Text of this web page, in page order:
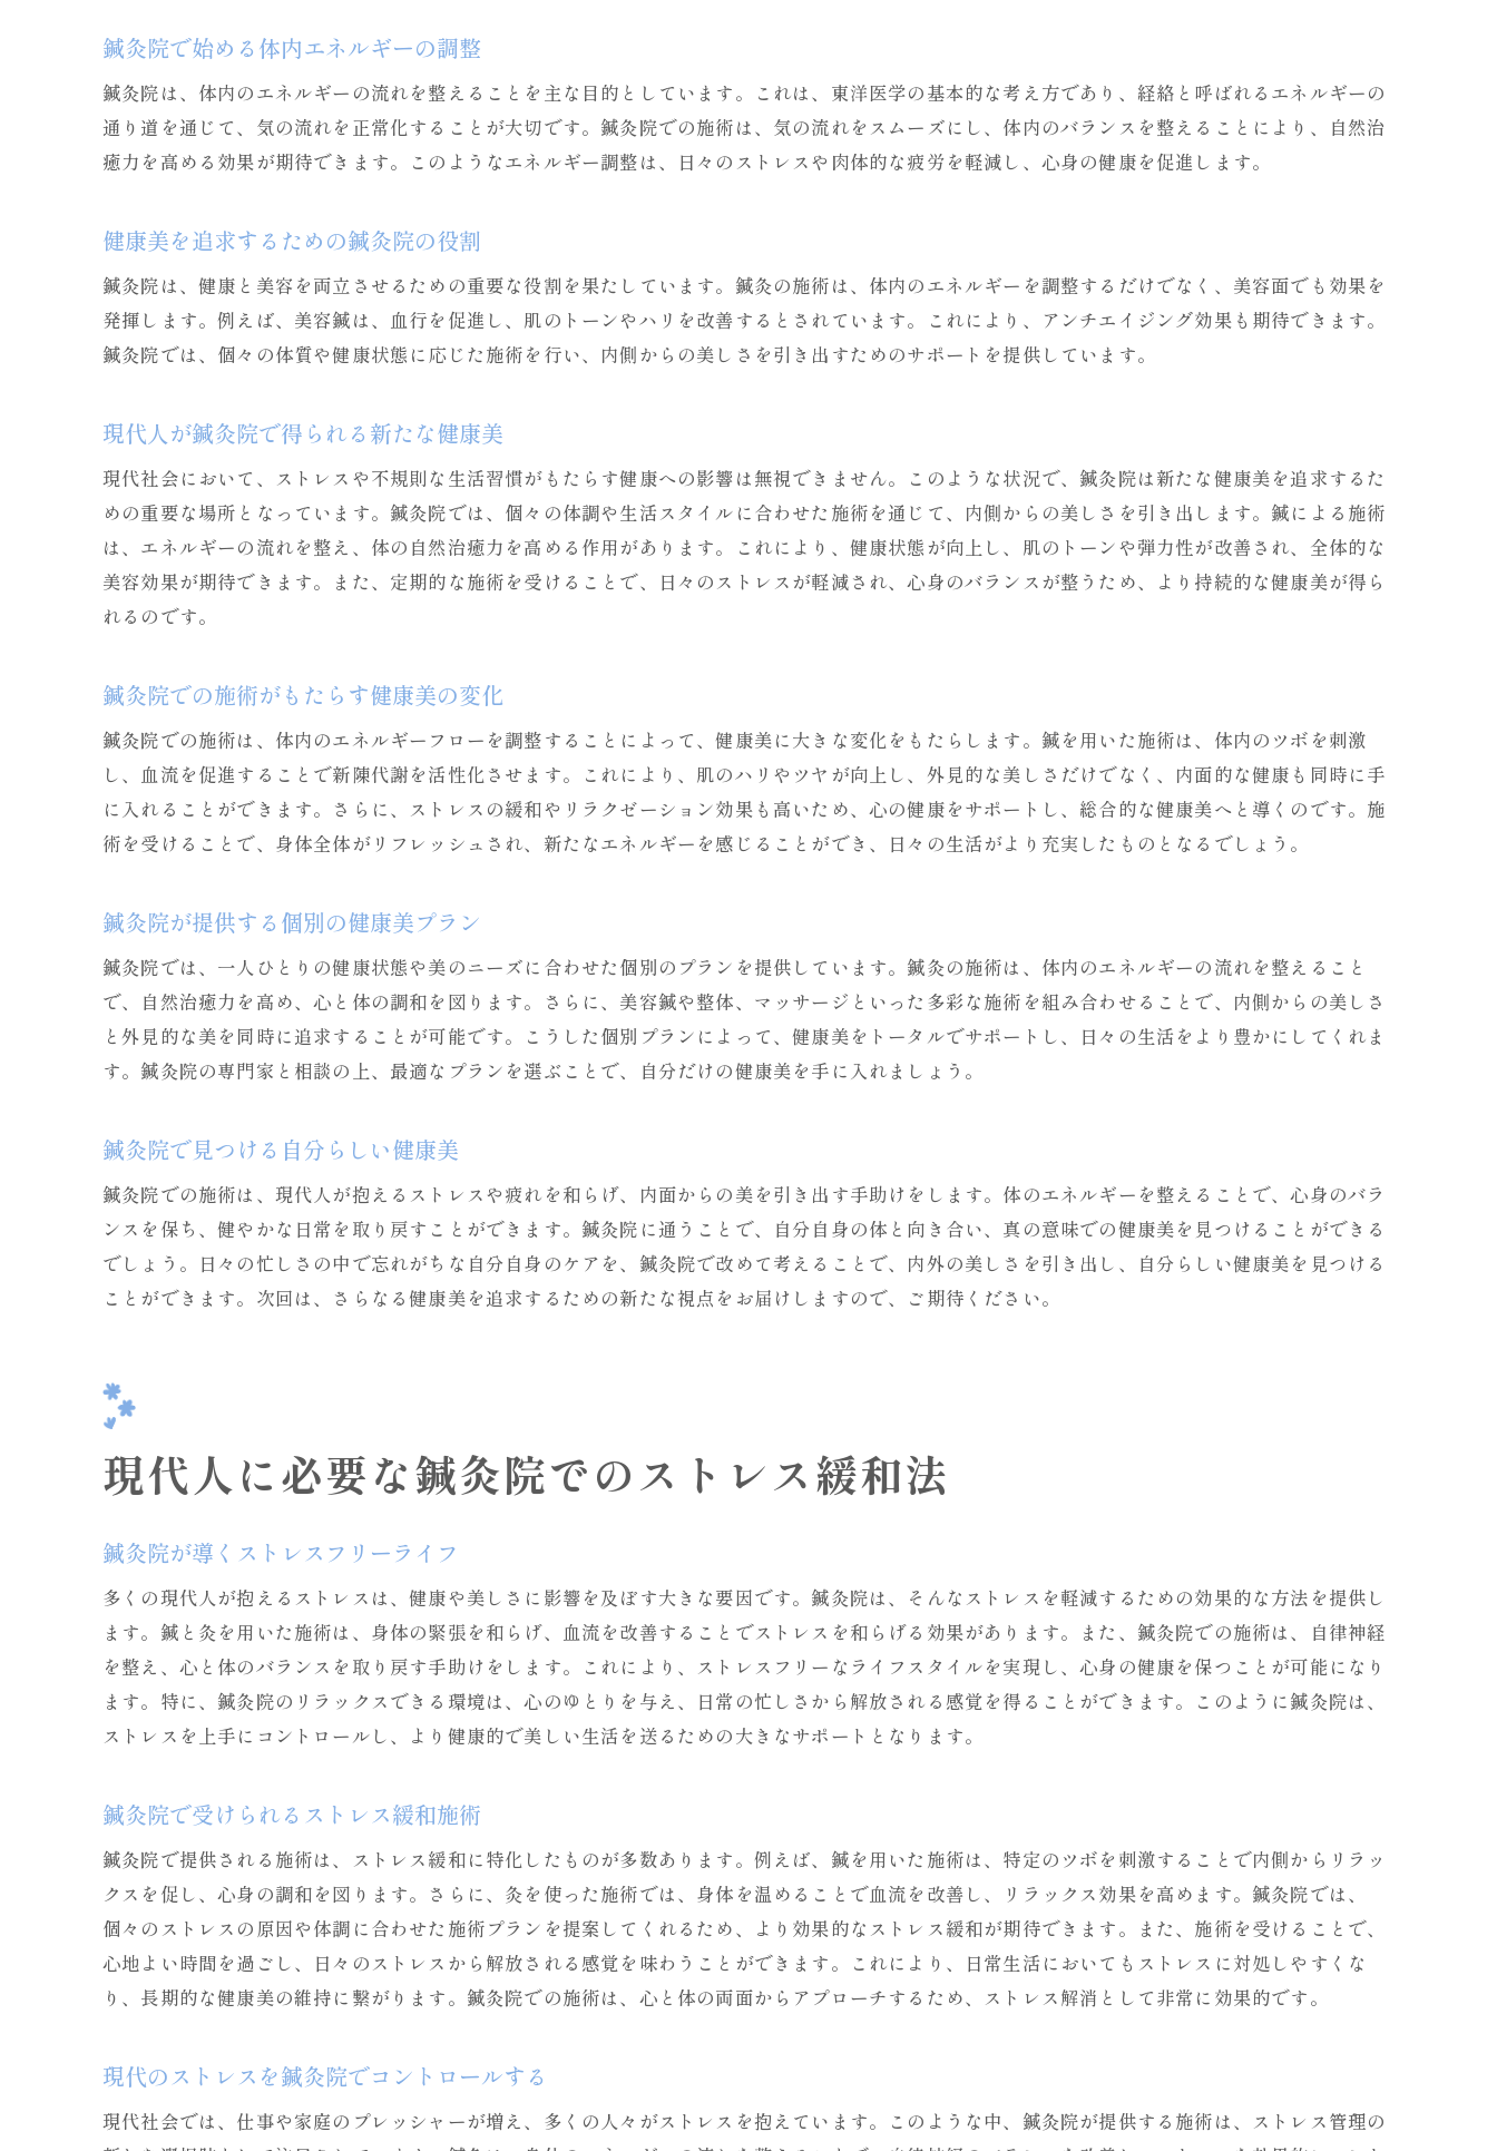
鍼灸院で実現する心身のバランス
鍼灸院のストレスケアで心に余裕を
鍼灸院で学ぶストレス管理の新常識
鍼灸院で感じる内面からの美しさ
美容鍼が促す新たな美の基準
鍼灸院で体感する自然な美しさ
鍼灸院で健康美を手に入れるためのステップ
鍼灸院で始める健康美の基礎知識
鍼灸院での初めての施術体験
個別カウンセリングで作る健康美プラン
鍼灸院のリラクゼーション効果で日々の疲れを癒す
リラクゼーションがもたらす健康美の効果
鍼灸院が提供する癒しの時間
日常の疲れを鍼灸院でリセット
鍼灸院のリラクゼーションがもたらす生活の変化
鍼灸院で知るエネルギー調整の重要性
エネルギーバランスを整える鍼灸院の役割
健康美に繋がる鍼灸院のエネルギー施術
鍼灸院で学ぶエネルギー調整の基礎
鍼灸院で心も体も健康美を実現する方法
鍼灸院での施術がもたらすトータルビューティ
鍼灸院で健康美ライフの第一歩を
持続可能な健康美を鍼灸院で実現
鍼灸院での施術と日々の健康美習慣
鍼灸院が提案する健康美ライフスタイル
鍼灸院で始める体内エネルギーの調整
鍼灸院は、体内のエネルギーの流れを整えることを主な目的としています。これは、東洋医学の基本的な考え方であり、経絡と呼ばれるエネルギーの
通り道を通じて、気の流れを正常化することが大切です。鍼灸院での施術は、気の流れをスムーズにし、体内のバランスを整えることにより、自然治
癒力を高める効果が期待できます。このようなエネルギー調整は、日々のストレスや肉体的な疲労を軽減し、心身の健康を促進します。
健康美を追求するための鍼灸院の役割
鍼灸院は、健康と美容を両立させるための重要な役割を果たしています。鍼灸の施術は、体内のエネルギーを調整するだけでなく、美容面でも効果を
発揮します。例えば、美容鍼は、血行を促進し、肌のトーンやハリを改善するとされています。これにより、アンチエイジング効果も期待できます。
鍼灸院では、個々の体質や健康状態に応じた施術を行い、内側からの美しさを引き出すためのサポートを提供しています。
現代人が鍼灸院で得られる新たな健康美
現代社会において、ストレスや不規則な生活習慣がもたらす健康への影響は無視できません。このような状況で、鍼灸院は新たな健康美を追求するた
めの重要な場所となっています。鍼灸院では、個々の体調や生活スタイルに合わせた施術を通じて、内側からの美しさを引き出します。鍼による施術
は、エネルギーの流れを整え、体の自然治癒力を高める作用があります。これにより、健康状態が向上し、肌のトーンや弾力性が改善され、全体的な
美容効果が期待できます。また、定期的な施術を受けることで、日々のストレスが軽減され、心身のバランスが整うため、より持続的な健康美が得ら
れるのです。
鍼灸院での施術がもたらす健康美の変化
鍼灸院での施術は、体内のエネルギーフローを調整することによって、健康美に大きな変化をもたらします。鍼を用いた施術は、体内のツボを刺激
し、血流を促進することで新陳代謝を活性化させます。これにより、肌のハリやツヤが向上し、外見的な美しさだけでなく、内面的な健康も同時に手
に入れることができます。さらに、ストレスの緩和やリラクゼーション効果も高いため、心の健康をサポートし、総合的な健康美へと導くのです。施
術を受けることで、身体全体がリフレッシュされ、新たなエネルギーを感じることができ、日々の生活がより充実したものとなるでしょう。
鍼灸院が提供する個別の健康美プラン
鍼灸院では、一人ひとりの健康状態や美のニーズに合わせた個別のプランを提供しています。鍼灸の施術は、体内のエネルギーの流れを整えること
で、自然治癒力を高め、心と体の調和を図ります。さらに、美容鍼や整体、マッサージといった多彩な施術を組み合わせることで、内側からの美しさ
と外見的な美を同時に追求することが可能です。こうした個別プランによって、健康美をトータルでサポートし、日々の生活をより豊かにしてくれま
す。鍼灸院の専門家と相談の上、最適なプランを選ぶことで、自分だけの健康美を手に入れましょう。
鍼灸院で見つける自分らしい健康美
鍼灸院での施術は、現代人が抱えるストレスや疲れを和らげ、内面からの美を引き出す手助けをします。体のエネルギーを整えることで、心身のバラ
ンスを保ち、健やかな日常を取り戻すことができます。鍼灸院に通うことで、自分自身の体と向き合い、真の意味での健康美を見つけることができる
でしょう。日々の忙しさの中で忘れがちな自分自身のケアを、鍼灸院で改めて考えることで、内外の美しさを引き出し、自分らしい健康美を見つける
ことができます。次回は、さらなる健康美を追求するための新たな視点をお届けしますので、ご期待ください。
現代人に必要な鍼灸院でのストレス緩和法
鍼灸院が導くストレスフリーライフ
多くの現代人が抱えるストレスは、健康や美しさに影響を及ぼす大きな要因です。鍼灸院は、そんなストレスを軽減するための効果的な方法を提供し
ます。鍼と灸を用いた施術は、身体の緊張を和らげ、血流を改善することでストレスを和らげる効果があります。また、鍼灸院での施術は、自律神経
を整え、心と体のバランスを取り戻す手助けをします。これにより、ストレスフリーなライフスタイルを実現し、心身の健康を保つことが可能になり
ます。特に、鍼灸院のリラックスできる環境は、心のゆとりを与え、日常の忙しさから解放される感覚を得ることができます。このように鍼灸院は、
ストレスを上手にコントロールし、より健康的で美しい生活を送るための大きなサポートとなります。
鍼灸院で受けられるストレス緩和施術
鍼灸院で提供される施術は、ストレス緩和に特化したものが多数あります。例えば、鍼を用いた施術は、特定のツボを刺激することで内側からリラッ
クスを促し、心身の調和を図ります。さらに、灸を使った施術では、身体を温めることで血流を改善し、リラックス効果を高めます。鍼灸院では、
個々のストレスの原因や体調に合わせた施術プランを提案してくれるため、より効果的なストレス緩和が期待できます。また、施術を受けることで、
心地よい時間を過ごし、日々のストレスから解放される感覚を味わうことができます。これにより、日常生活においてもストレスに対処しやすくな
り、長期的な健康美の維持に繋がります。鍼灸院での施術は、心と体の両面からアプローチするため、ストレス解消として非常に効果的です。
現代のストレスを鍼灸院でコントロールする
現代社会では、仕事や家庭のプレッシャーが増え、多くの人々がストレスを抱えています。このような中、鍼灸院が提供する施術は、ストレス管理の